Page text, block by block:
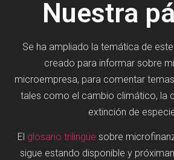
Nuestra
Se ha ampliado la temática de
creado para informar sobre
microempresa, para comentar
tales como el cambio climático, la
extinción de
El glosario trilingüe sobre
sigue estando disponible y